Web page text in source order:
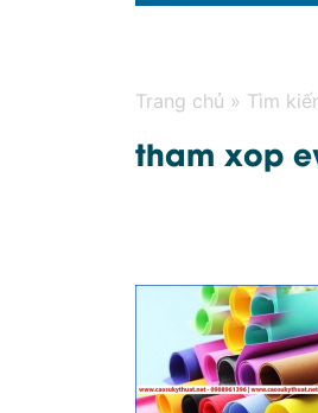
Trang chủ » Tìm
tham xop